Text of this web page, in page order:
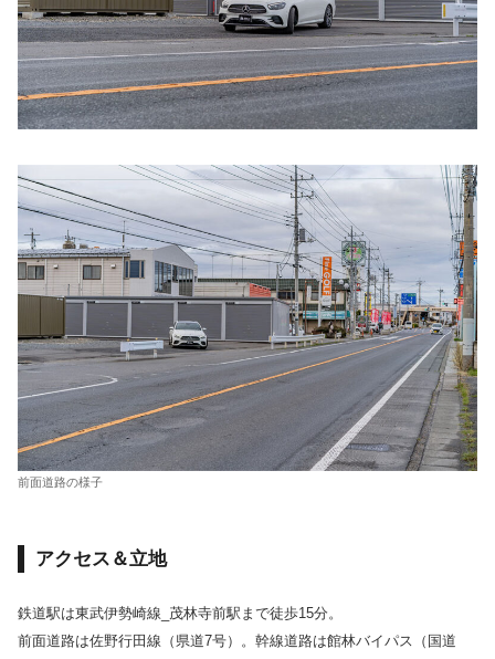
前面道路の様子
アクセス＆立地
鉄道駅は東武伊勢崎線_茂林寺前駅まで徒歩15分。
前面道路は佐野行田線（県道7号）。幹線道路は館林バイパス（国道